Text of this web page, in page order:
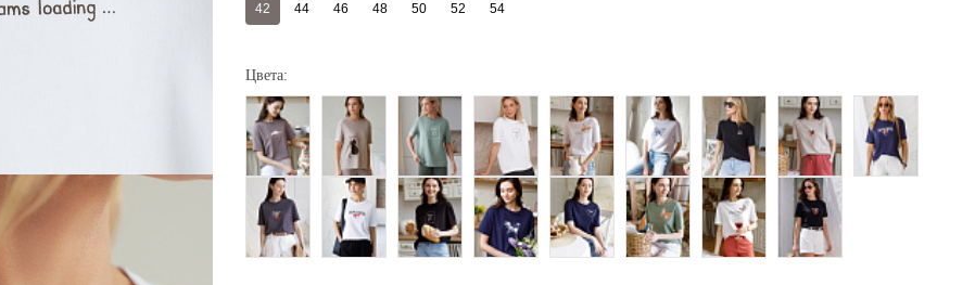
42 44 46 48 50 52 54
Цвета: